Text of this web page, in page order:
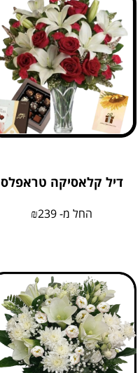
דיל קלאסיקה טראפלס
החל מ- ₪239